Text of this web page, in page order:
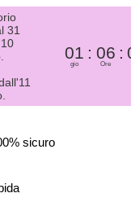
31
01
gio
06
Ore
sicuro